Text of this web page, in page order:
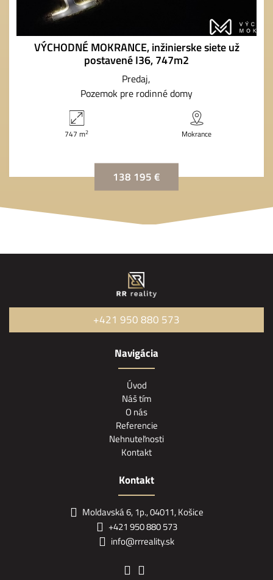
VÝCHODNÉ MOKRANCE, inžinierske siete už
postavené I36, 747m2
Predaj
Pozemok pre rodinné domy
747 m2 Mokrance
138 195 €
+421 950 880 573
Navigácia
Úvod
Náš tím
O nás
Referencie
Nehnuteľnosti
Kontakt
Kontakt
Moldavská 6, 1p., 04011, Košice
+421 950 880 573
info@rrreality.sk